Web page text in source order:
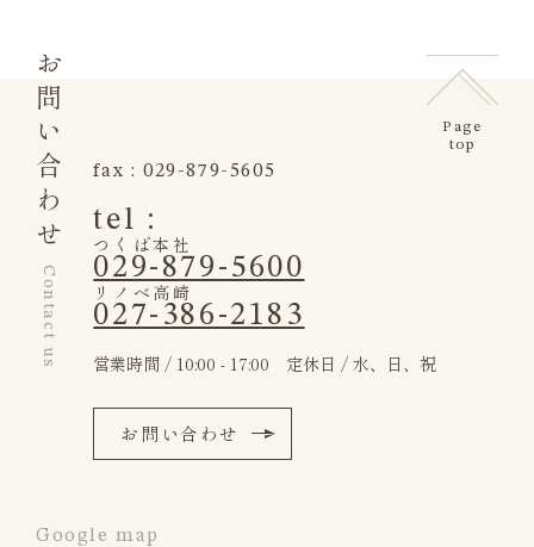
お問い合わせ
Contact us
fax : 029-879-5605
tel :
つくば本社
029-879-5600
リノベ高崎
027-386-2183
営業時間 / 10:00 - 17:00 定休日 / 水、日、祝
お問い合わせ
Google map
Page
top